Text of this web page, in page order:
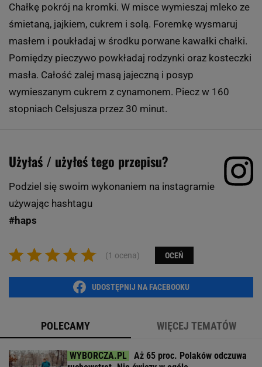
Chałkę pokrój na kromki. W misce wymieszaj mleko ze
śmietaną, jajkiem, cukrem i solą. Foremkę wysmaruj
masłem i poukładaj w środku porwane kawałki chałki.
Pomiędzy pieczywo powkładaj rodzynki oraz kosteczki
masła. Całość zalej masą jajeczną i posyp
wymieszanym cukrem z cynamonem. Piecz w 160
stopniach Celsjusza przez 30 minut.
Użyłaś / użyłeś tego przepisu?
Podziel się swoim wykonaniem na instagramie
używając hashtagu
#haps
(1 ocena) OCEŃ
UDOSTĘPNIJ NA FACEBOOKU
POLECAMY WIĘCEJ TEMATÓW
Aż 65 proc. Polaków odczuwa